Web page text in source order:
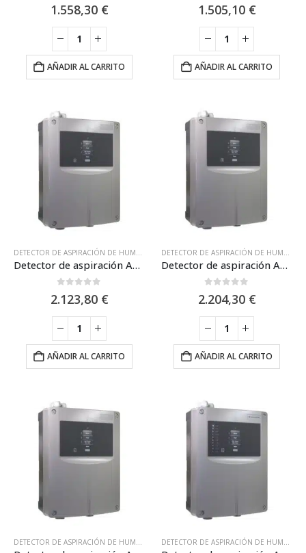
1.558,30 €
AÑADIR AL CARRITO
1.505,10 €
AÑADIR AL CARRITO
DETECTOR DE ASPIRACIÓN DE HUMOS NSC,SISTEMAS DE ASPIRACIÓN,SISTEMAS
Detector de aspiración ASD533 / NSC SP05270-00
2.123,80 €
AÑADIR AL CARRITO
DETECTOR DE ASPIRACIÓN DE HUMOS
Detector de aspiración ASD535-1 / NSC SP05204-00
2.204,30 €
AÑADIR AL CARRITO
DETECTOR DE ASPIRACIÓN DE HUMOS NSC,SISTEMAS DE ASPIRACIÓN,SISTEMAS
DETECTOR DE ASPIRACIÓN DE HUMOS